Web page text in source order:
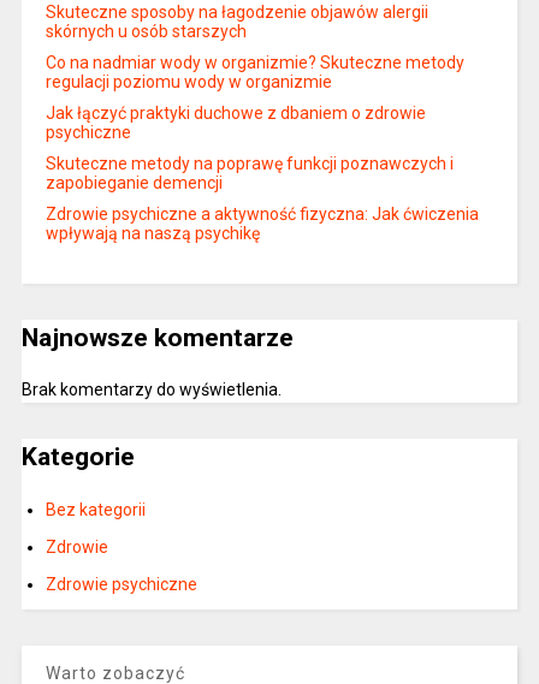
Skuteczne sposoby na łagodzenie objawów alergii
skórnych u osób starszych
Co na nadmiar wody w organizmie? Skuteczne metody
regulacji poziomu wody w organizmie
Jak łączyć praktyki duchowe z dbaniem o zdrowie
psychiczne
Skuteczne metody na poprawę funkcji poznawczych i
zapobieganie demencji
Zdrowie psychiczne a aktywność fizyczna: Jak ćwiczenia
wpływają na naszą psychikę
Najnowsze komentarze
Brak komentarzy do wyświetlenia.
Kategorie
Bez kategorii
Zdrowie
Zdrowie psychiczne
Warto zobaczyć